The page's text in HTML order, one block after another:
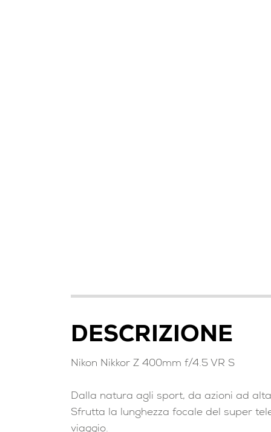
DESCRIZIONE
Nikon Nikkor Z 400mm f/4.5 VR S
Dalla natura agli sport, da azioni ad
Sfrutta la lunghezza focale del super
viaggio.